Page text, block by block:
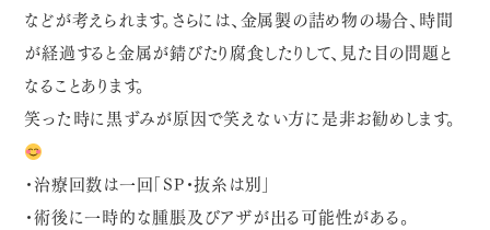
などが考えられます。さらには、金属製の詰め物の場合、時間
が経過すると金属が錆びたり腐食したりして、見た目の問題と
なることあります。
笑った時に黒ずみが原因で笑えない方に是非お勧めします。
・治療回数は一回「SP・抜糸は別」
・術後に一時的な腫脹及びアザが出る可能性がある。